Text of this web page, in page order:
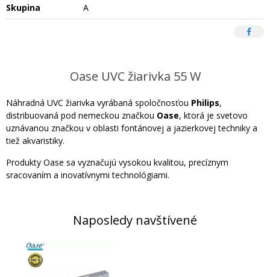
Skupina
A
Oase UVC žiarivka 55 W
Náhradná UVC žiarivka vyrábaná spoločnosťou Philips,
distribuovaná pod nemeckou značkou Oase, ktorá je svetovo
uznávanou značkou v oblasti fontánovej a jazierkovej techniky a
tiež akvaristiky.
Produkty Oase sa vyznačujú vysokou kvalitou, precíznym
sracovaním a inovatívnymi technológiami.
Naposledy navštívené